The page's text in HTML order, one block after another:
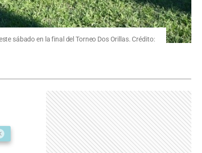
sábado en la final del Torneo Dos Orillas. Crédito: